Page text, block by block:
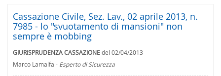
Cassazione Civile, Sez. Lav., 02 aprile 2013, n.
7985 - lo "svuotamento di mansioni" non
sempre è mobbing
GIURISPRUDENZA CASSAZIONEdel 02/04/2013
Marco Lamalfa - Esperto di Sicurezza